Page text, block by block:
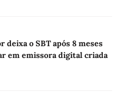
deixa o SBT após 8 meses
em emissora digital criada